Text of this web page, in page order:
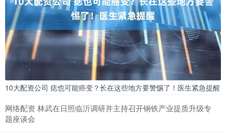
10大配资公司 痣也可能癌变？长在这些地方要警惕了！医生紧急提醒
网络配资 林武在日照临沂调研并主持召开钢铁产业提质升级专
题座谈会